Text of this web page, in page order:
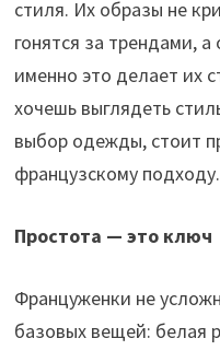
o
o
k
a
m
sA
p
p
стиля. Их образы не
гонятся за трендами,
именно это делает их
хочешь выглядеть
выбор одежды, стоит
французскому подходу.
Простота — это ключ
Француженки не
базовых вещей: белая